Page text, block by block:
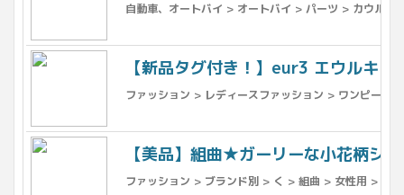
自動車、オートバイ > オートバイ > パーツ > カウル、
【新品タグ付き！】eur3 エウルキ
ファッション > レディースファッション > ワンピース
【美品】組曲★ガーリーな小花柄シ
ファッション > ブランド別 > く > 組曲 > 女性用 > ト